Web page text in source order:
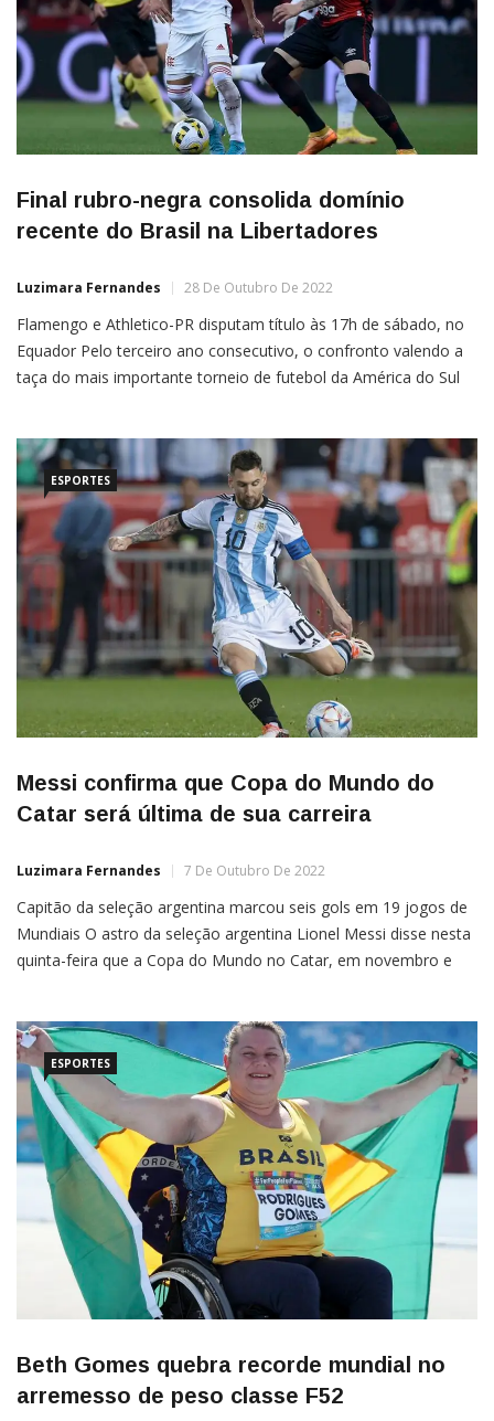
Final rubro-negra consolida domínio
recente do Brasil na Libertadores
Luzimara Fernandes 28 De Outubro De 2022
Flamengo e Athletico-PR disputam título às 17h de sábado, no
Equador Pelo terceiro ano consecutivo, o confronto valendo a
taça do mais importante torneio de futebol da América do Sul
quinta […]
ESPORTES
Messi confirma que Copa do Mundo do
Catar será última de sua carreira
Luzimara Fernandes 7 De Outubro De 2022
Capitão da seleção argentina marcou seis gols em 19 jogos de
Mundiais O astro da seleção argentina Lionel Messi disse nesta
quinta-feira que a Copa do Mundo no Catar, em novembro e
capitão da Argentina […]
ESPORTES
Beth Gomes quebra recorde mundial no
arremesso de peso classe F52